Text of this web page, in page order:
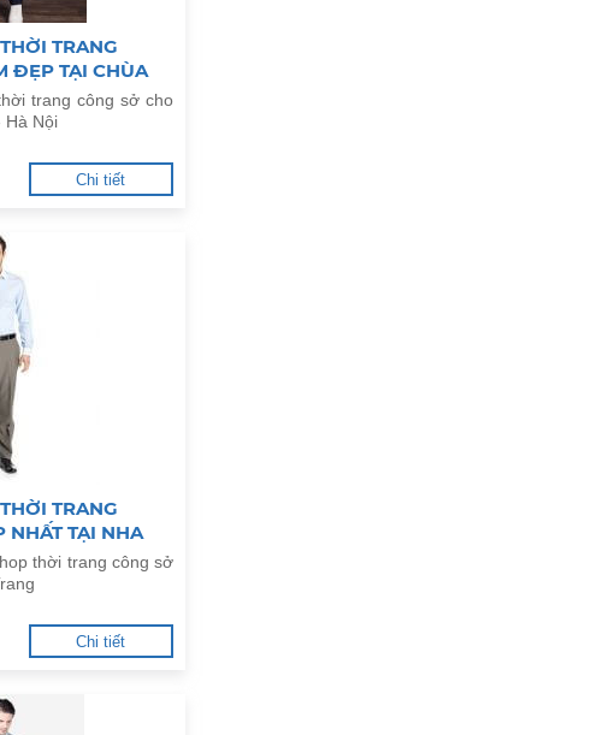
TRANG
ĐẸP TẠI CHÙA
trang công sở cho
Hà Nội
Chi tiết
TRANG
NHẤT TẠI NHA
thời trang công sở
Chi tiết